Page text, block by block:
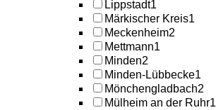
Lippstadt1
Märkischer Kreis1
Meckenheim2
Mettmann1
Minden2
Minden-Lübbecke1
Mönchengladbach2
Mülheim an der Ruhr1